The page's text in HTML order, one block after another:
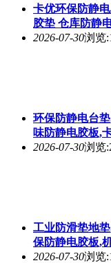
卡优环保防静
胶垫 仓库防静
2026-07-30浏览
环保防静电台
味防静电胶板,
2026-07-30浏览
工业防滑垫地
保防静电胶板,
2026-07-30浏览